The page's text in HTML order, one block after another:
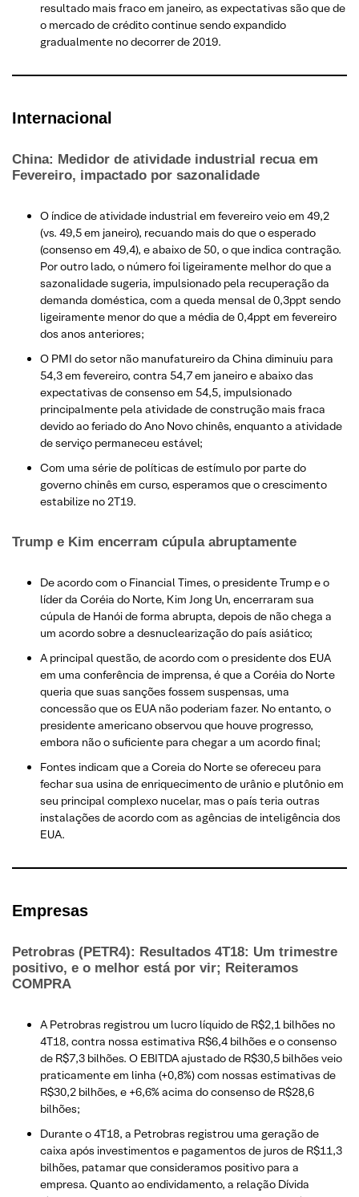
resultado mais fraco em janeiro, as expectativas são que de
o mercado de crédito continue sendo expandido
gradualmente no decorrer de 2019.
Internacional
China: Medidor de atividade industrial recua em
Fevereiro, impactado por sazonalidade
O índice de atividade industrial em fevereiro veio em 49,2
(vs. 49,5 em janeiro), recuando mais do que o esperado
(consenso em 49,4), e abaixo de 50, o que indica contração.
Por outro lado, o número foi ligeiramente melhor do que a
sazonalidade sugeria, impulsionado pela recuperação da
demanda doméstica, com a queda mensal de 0,3ppt sendo
ligeiramente menor do que a média de 0,4ppt em fevereiro
dos anos anteriores;
O PMI do setor não manufatureiro da China diminuiu para
54,3 em fevereiro, contra 54,7 em janeiro e abaixo das
expectativas de consenso em 54,5, impulsionado
principalmente pela atividade de construção mais fraca
devido ao feriado do Ano Novo chinês, enquanto a atividade
de serviço permaneceu estável;
Com uma série de políticas de estímulo por parte do
governo chinês em curso, esperamos que o crescimento
estabilize no 2T19.
Trump e Kim encerram cúpula abruptamente
De acordo com o Financial Times, o presidente Trump e o
líder da Coréia do Norte, Kim Jong Un, encerraram sua
cúpula de Hanói de forma abrupta, depois de não chega a
um acordo sobre a desnuclearização do país asiático;
A principal questão, de acordo com o presidente dos EUA
em uma conferência de imprensa, é que a Coréia do Norte
queria que suas sanções fossem suspensas, uma
concessão que os EUA não poderiam fazer. No entanto, o
presidente americano observou que houve progresso,
embora não o suficiente para chegar a um acordo final;
Fontes indicam que a Coreia do Norte se ofereceu para
fechar sua usina de enriquecimento de urânio e plutônio em
seu principal complexo nucelar, mas o país teria outras
instalações de acordo com as agências de inteligência dos
EUA.
Empresas
Petrobras (PETR4): Resultados 4T18: Um trimestre
positivo, e o melhor está por vir; Reiteramos
COMPRA
A Petrobras registrou um lucro líquido de R$2,1 bilhões no
4T18, contra nossa estimativa R$6,4 bilhões e o consenso
de R$7,3 bilhões. O EBITDA ajustado de R$30,5 bilhões veio
praticamente em linha (+0,8%) com nossas estimativas de
R$30,2 bilhões, e +6,6% acima do consenso de R$28,6
bilhões;
Durante o 4T18, a Petrobras registrou uma geração de
caixa após investimentos e pagamentos de juros de R$11,3
bilhões, patamar que consideramos positivo para a
empresa. Quanto ao endividamento, a relação Dívida